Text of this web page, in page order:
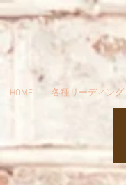
HOME 各種リーディング